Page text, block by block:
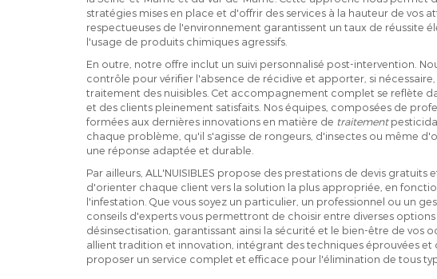
stratégies mises en place et d'offrir des services à la hauteur de vos
respectueuses de l'environnement garantissent un taux de réussite
l'usage de produits chimiques agressifs.
En outre, notre offre inclut un suivi personnalisé post-intervention.
contrôle pour vérifier l'absence de récidive et apporter, si
traitement des nuisibles. Cet accompagnement complet se reflète
et des clients pleinement satisfaits. Nos équipes, composées de
formées aux dernières innovations en matière de traitement
chaque problème, qu'il s'agisse de rongeurs, d'insectes ou même
une réponse adaptée et durable.
Par ailleurs, ALL'NUISIBLES propose des prestations de devis gratuits
d'orienter chaque client vers la solution la plus appropriée, en
l'infestation. Que vous soyez un particulier, un professionnel ou un
conseils d'experts vous permettront de choisir entre diverses
désinsectisation, garantissant ainsi la sécurité et le bien-être de vos
allient tradition et innovation, intégrant des techniques éprouvées et
proposer un service complet et efficace pour l'élimination de tous